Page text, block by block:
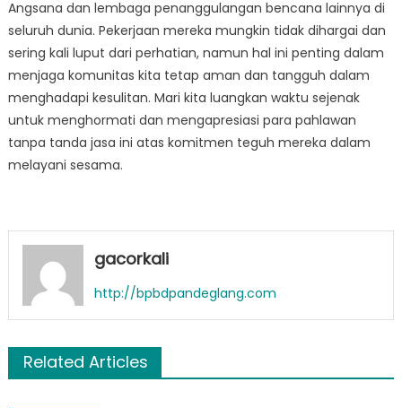
Angsana dan lembaga penanggulangan bencana lainnya di
seluruh dunia. Pekerjaan mereka mungkin tidak dihargai dan
sering kali luput dari perhatian, namun hal ini penting dalam
menjaga komunitas kita tetap aman dan tangguh dalam
menghadapi kesulitan. Mari kita luangkan waktu sejenak
untuk menghormati dan mengapresiasi para pahlawan
tanpa tanda jasa ini atas komitmen teguh mereka dalam
melayani sesama.
gacorkali
http://bpbdpandeglang.com
Related Articles